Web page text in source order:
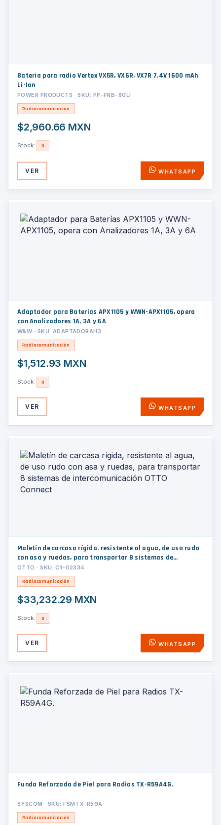
Batería para radio Vertex VX5R, VX6R, VX7R 7.4V 1600 mAh
Li-Ion
POWER PRODUCTS · SKU: PP-FNB-80LI
Radiocomunicación
$2,960.66 MXN
Stock: 0
VER WHATSAPP
Adaptador para Baterías APX1105 y WWN-APX1105, opera
con Analizadores 1A, 3A y 6A
W&W · SKU: ADAPTADORAH3
Radiocomunicación
$1,512.93 MXN
Stock: 0
VER WHATSAPP
Maletín de carcasa rígida, resistente al agua, de uso rudo
con asa y ruedas, para transportar 8 sistemas de
intercomunicación OTTO Connect
OTTO · SKU: C1-02334
Radiocomunicación
$33,232.29 MXN
Stock: 0
VER WHATSAPP
Funda Reforzada de Piel para Radios TX-R59A4G.
SYSCOM · SKU: FSMTX-R59A
Radiocomunicación